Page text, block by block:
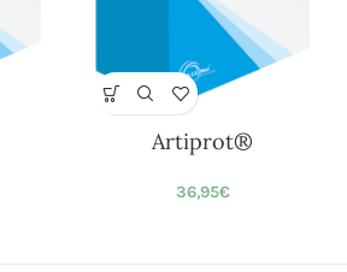
Artiprot®
36,95€